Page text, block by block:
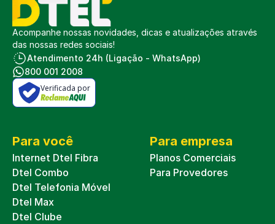
Acompanhe nossas novidades, dicas e atualizações através
das nossas redes sociais!
Atendimento 24h (Ligação - WhatsApp)
800 001 2008
Verificada por
Para você
Internet Dtel Fibra
Dtel Combo
Dtel Telefonia Móvel
Dtel Max
Dtel Clube
Para empresa
Planos Comerciais
Para Provedores